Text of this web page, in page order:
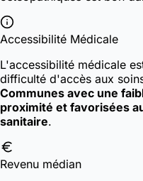
Accessibilité Médicale
L'accessibilité médicale
difficulté d'accès aux
Communes avec une
proximité et favorisées
sanitaire.
Revenu médian